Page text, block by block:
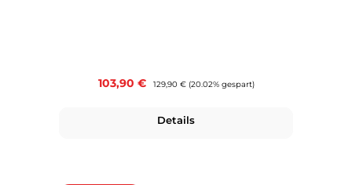
Verkaufspreis:
103,90 € Regulärer Preis:
129,90 € (20.02% gespart)
Details